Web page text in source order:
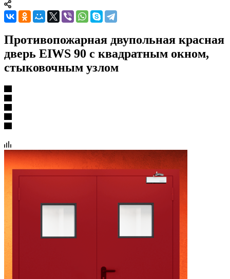
Противопожарная двупольная красная
дверь EIWS 90 с квадратным окном,
стыковочным узлом